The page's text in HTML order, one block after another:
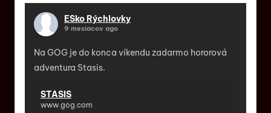
ESko Rýchlovky
9 mesiacov ago
Na GOG je do konca víkendu zadarmo hororová
adventura Stasis.
STASIS
www.gog.com